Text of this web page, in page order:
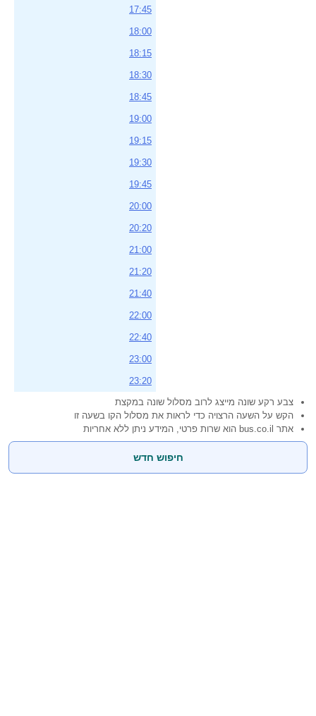
17:45
18:00
18:15
18:30
18:45
19:00
19:15
19:30
19:45
20:00
20:20
21:00
21:20
21:40
22:00
22:40
23:00
23:20
צבע רקע שונה מייצג לרוב מסלול שונה במקצת
הקש על השעה הרצויה כדי לראות את מסלול הקו בשעה זו
אתר bus.co.il הוא שרות פרטי, המידע ניתן ללא אחריות
חיפוש חדש